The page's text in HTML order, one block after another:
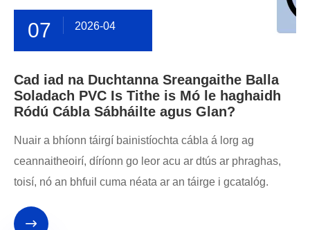
07 2026-04
Cad iad na Duchtanna Sreangaithe Balla
Soladach PVC Is Tithe is Mó le haghaidh
Ródú Cábla Sábháilte agus Glan?
Nuair a bhíonn táirgí bainistíochta cábla á lorg ag
ceannaitheoirí, díríonn go leor acu ar dtús ar phraghas,
toisí, nó an bhfuil cuma néata ar an táirge i gcatalóg.
